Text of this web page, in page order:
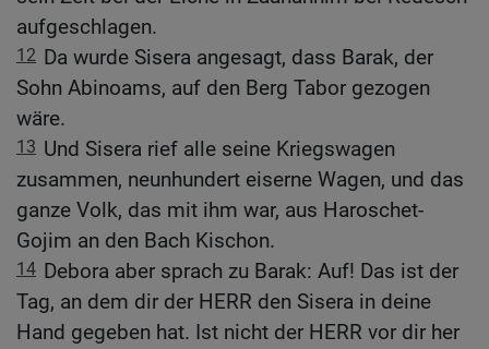
aufgeschlagen.
12 Da wurde Sisera angesagt, dass Barak, der
Sohn Abinoams, auf den Berg Tabor gezogen
wäre.
13 Und Sisera rief alle seine Kriegswagen
zusammen, neunhundert eiserne Wagen, und das
ganze Volk, das mit ihm war, aus Haroschet-
Gojim an den Bach Kischon.
14 Debora aber sprach zu Barak: Auf! Das ist der
Tag, an dem dir der HERR den Sisera in deine
Hand gegeben hat. Ist nicht der HERR vor dir her